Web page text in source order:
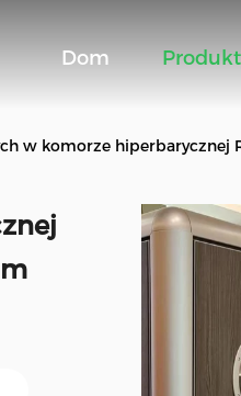
Dom
w komorze